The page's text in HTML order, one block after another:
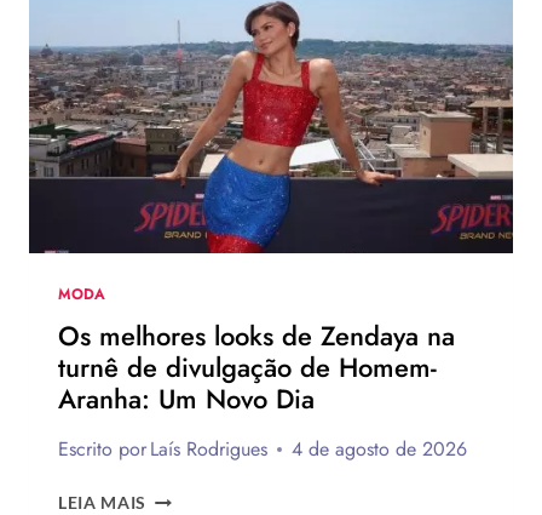
CAMPANHA
DA
LEVI’S
AO
LADO
DE
JOGADOR
DA
NBA
MODA
Os melhores looks de Zendaya na
turnê de divulgação de Homem-
Aranha: Um Novo Dia
Escrito porLaís Rodrigues 4 de agosto de 2026
LEIA MAIS OS